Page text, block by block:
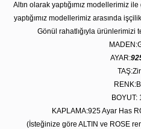
Altın olarak yaptığımız modellerimiz
yaptığımız modellerimiz arasında
Gönül rahatlığıyla ürünlerimizi
AYAR:
BOYUT:
KAPLAMA:925 Ayar Has
(İsteğinize göre ALTIN ve ROSE